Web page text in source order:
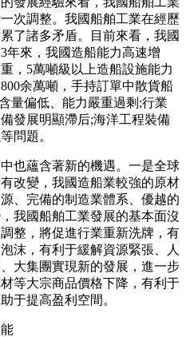
次調整。我國船舶工業在經歷
了諸多矛盾。目前來看，我國
年來，我國造船能力高速增
，5萬噸級以上造船設施能力
余萬噸，手持訂單中散貨船
量偏低、能力嚴重過剩;行業
發展明顯滯后;海洋工程裝備
問題。
蘊含著新的機遇。一是全球
改變，我國造船業較強的原材
、完備的制造業體系、優越的
我國船舶工業發展的基本面沒
整，將促進行業重新洗牌，有
沫，有利于緩解資源緊張、人
大集團實現新的發展，進一步
等大宗商品價格下降，有利于
于提高盈利空間。